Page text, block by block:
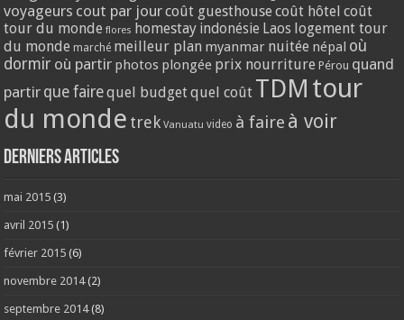
voyageurs cout par jourcoût guesthouse coût hôtel coût
tour du monde flores homestay indonésie Laos logement tour
du monde marché meilleur plan myanmar nuitée népal où
dormir où partir photos plongée prix nourriture Pérou quand
partir que fairequel budgetquel coût TDM tour
du monde trek Vanuatu video à faire à voir
Derniers articles
mai 2015 (3)
avril 2015 (1)
février 2015 (6)
novembre 2014(2)
septembre 2014(8)